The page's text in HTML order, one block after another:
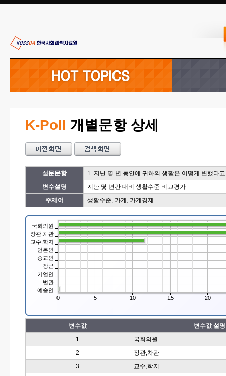
K-Poll 개별문항 상세
설문문항
1. 지난 몇 년 동안에 귀하의 생활은 어떻게 변했다
변수설명
지난 몇 년간 대비 생활수준 비교평가
주제어
생활수준, 가계, 가계경제
국회의원
장관,차관
교수,학지
언론인
종교인
장군
기업인
법관
예술인
0 5 10 15 20
변수값
변수값 설명
1
국회의원
2
장관,차관
3
교수,학지